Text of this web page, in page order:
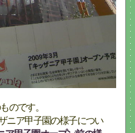
のです。
ニア甲子園の様子につい